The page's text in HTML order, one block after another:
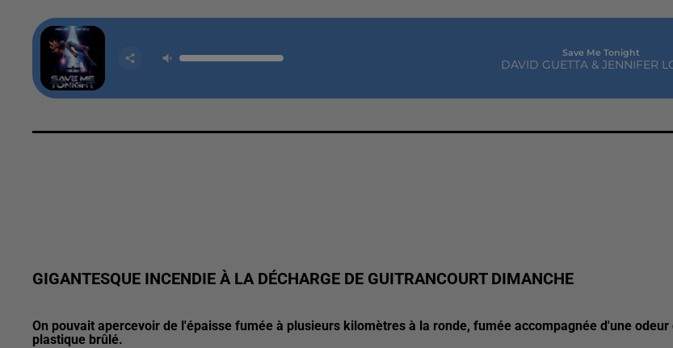
Save Me Tonight
DAVID GUETTA & JENNIFER
GIGANTESQUE INCENDIE À LA DÉCHARGE DE GUITRANCOURT DIMANCHE
On pouvait apercevoir de l'épaisse fumée à plusieurs kilomètres à la ronde, fumée accompagnée d'une odeur
plastique brûlé.